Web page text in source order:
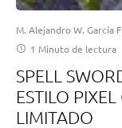
M. Alejandro W. García
1 Minuto de lectura
SPELL
ESTILO
LIMITADO